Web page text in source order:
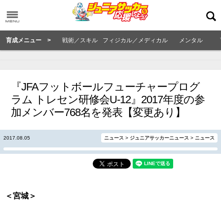
育成メニュー > 戦術／スキル フィジカル／メディカル メンタル
『JFAフットボールフューチャープログ
ラム トレセン研修会U-12』2017年度の参
加メンバー768名を発表【変更あり】
2017.08.05 ニュース > ジュニアサッカーニュース > ニュース
＜宮城＞